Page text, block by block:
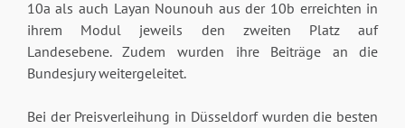
10a als auch Layan Nounouh aus der 10b erreichten in
ihrem Modul jeweils den zweiten Platz auf
Landesebene. Zudem wurden ihre Beiträge an die
Bundesjury weitergeleitet.
Bei der Preisverleihung in Düsseldorf wurden die besten